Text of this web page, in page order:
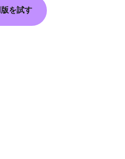
を試す